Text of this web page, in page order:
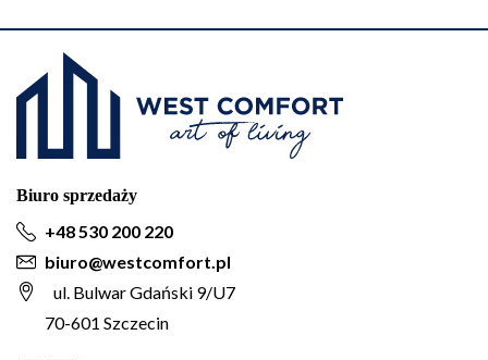
Biuro sprzedaży
+48 530 200 220
biuro@westcomfort.pl
ul. Bulwar Gdański 9/U7
70-601 Szczecin